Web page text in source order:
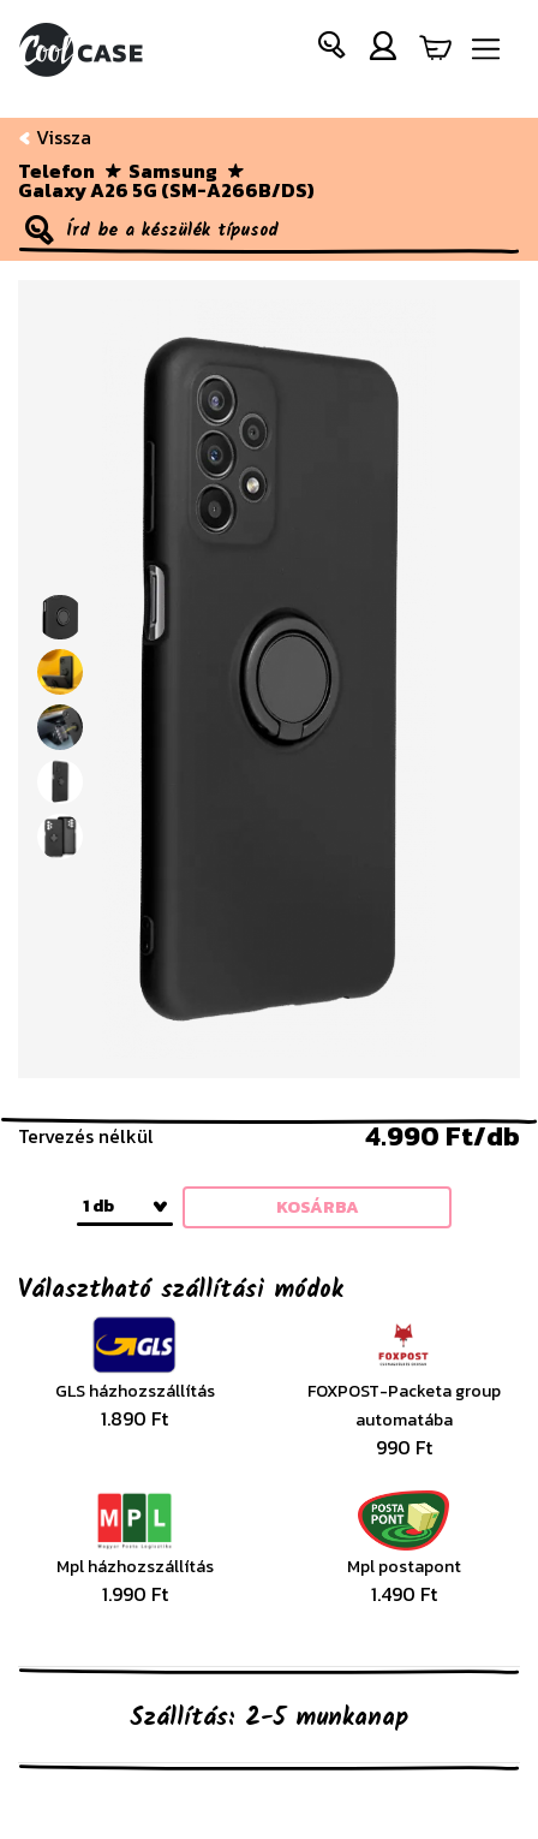
Vissza
Telefon
Samsung
Galaxy A26 5G (SM-A266B/DS)
Tervezés nélkül 4.990 Ft/db
1 db KOSÁRBA
Választható szállítási módok
GLS házhozszállítás
1.890 Ft
FOXPOST-Packeta group
automatába
990 Ft
Mpl házhozszállítás
1.990 Ft
Mpl postapont
1.490 Ft
Szállítás: 2-5 munkanap